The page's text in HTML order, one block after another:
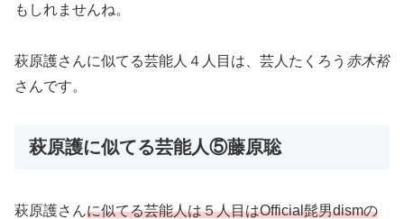
もしれませんね。
萩原護さんに似てる芸能人４人目は、芸人たくろう 赤木裕
さんです。
萩原護に似てる芸能人⑤藤原聡
萩原護さんに似てる芸能人は５人目はOfficial髭男dismの